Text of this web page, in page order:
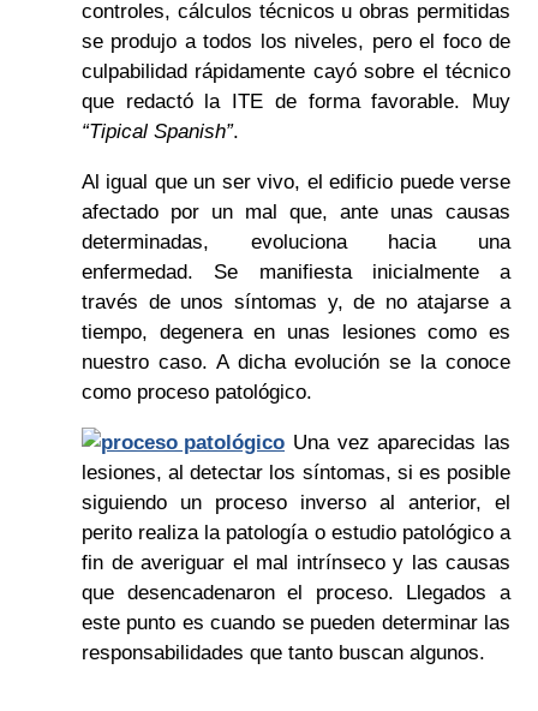
controles, cálculos técnicos u obras permitidas
se produjo a todos los niveles, pero el foco de
culpabilidad rápidamente cayó sobre el técnico
que redactó la ITE de forma favorable. Muy
“Tipical Spanish”.
Al igual que un ser vivo, el edificio puede verse
afectado por un mal que, ante unas causas
determinadas, evoluciona hacia una
enfermedad. Se manifiesta inicialmente a
través de unos síntomas y, de no atajarse a
tiempo, degenera en unas lesiones como es
nuestro caso. A dicha evolución se la conoce
como proceso patológico.
Una vez aparecidas las
lesiones, al detectar los síntomas, si es posible
siguiendo un proceso inverso al anterior, el
perito realiza la patología o estudio patológico a
fin de averiguar el mal intrínseco y las causas
que desencadenaron el proceso. Llegados a
este punto es cuando se pueden determinar las
responsabilidades que tanto buscan algunos.